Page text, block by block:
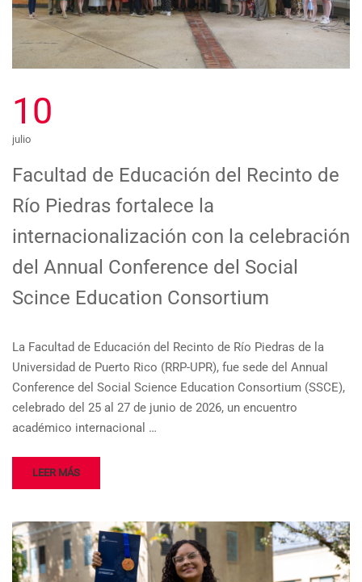
10
julio
Facultad de Educación del Recinto de
Río Piedras fortalece la
internacionalización con la celebración
del Annual Conference del Social
Scince Education Consortium
La Facultad de Educación del Recinto de Río Piedras de la
Universidad de Puerto Rico (RRP-UPR), fue sede del Annual
Conference del Social Science Education Consortium (SSCE),
celebrado del 25 al 27 de junio de 2026, un encuentro
académico internacional …
LEER MÁS